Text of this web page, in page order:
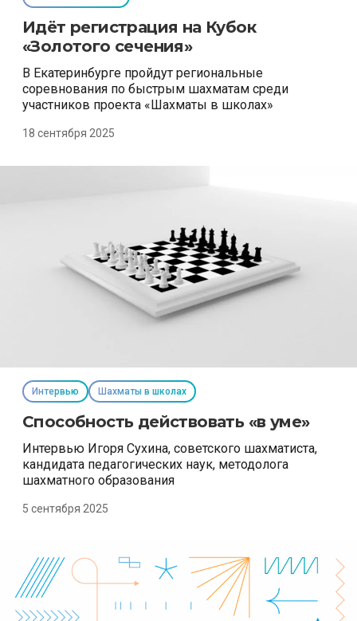
Идёт регистрация на Кубок
«Золотого сечения»
В Екатеринбурге пройдут региональные
соревнования по быстрым шахматам среди
участников проекта «Шахматы в школах»
18 сентября 2025
Интервью Шахматы в школах
Способность действовать «в уме»
Интервью Игоря Сухина, советского шахматиста,
кандидата педагогических наук, методолога
шахматного образования
5 сентября 2025